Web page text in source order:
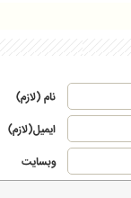
نام (لازم)
ایمیل(لازم)
وبسایت